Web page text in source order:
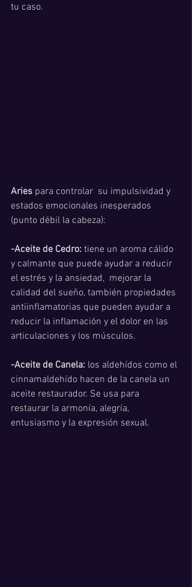
tu caso.
Aries para controlar  su impulsividad y
estados emocionales inesperados
(punto débil la cabeza):
-Aceite de Cedro: tiene un aroma cálido
y calmante que puede ayudar a reducir
el estrés y la ansiedad,  mejorar la
calidad del sueño, también propiedades
antiinflamatorias que pueden ayudar a
reducir la inflamación y el dolor en las
articulaciones y los músculos.
-Aceite de Canela: los aldehídos como el
cinnamaldehído hacen de la canela un
aceite restaurador. Se usa para
restaurar la armonía, alegría,
entusiasmo y la expresión sexual.